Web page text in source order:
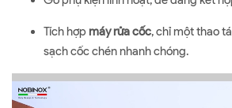
Tích hợp máy rửa cốc, chỉ một thao
sạch cốc chén nhanh chóng.